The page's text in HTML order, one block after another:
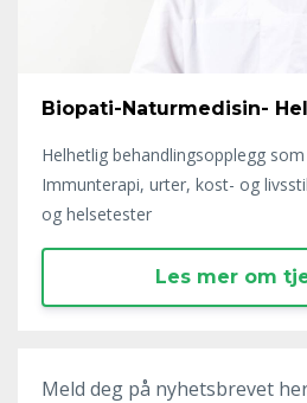
Biopati-Naturmedisin-
Helhetlig behandlingsopplegg
Immunterapi, urter, kost- og
og helsetester
Les mer om
Meld deg på nyhetsbrevet